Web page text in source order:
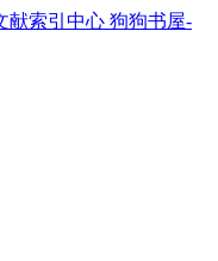
狗狗书屋-